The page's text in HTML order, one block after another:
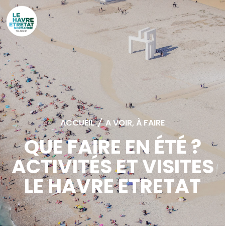
ACCUEIL / A VOIR, À FAIRE
QUE FAIRE EN ÉTÉ ?
ACTIVITÉS ET VISITES
LE HAVRE ETRETAT
Cookies management panel